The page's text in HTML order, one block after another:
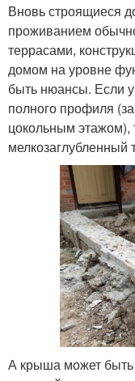
Вновь строящиеся
проживанием
террасами,
домом на уровне
быть нюансы. Если
полного профиля
цокольным
мелкозаглубленный
А крыша может быть